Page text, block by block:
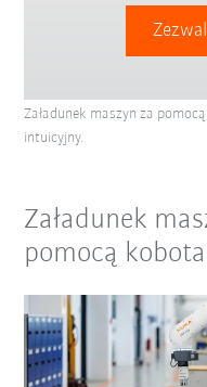
Załadunek maszyn za
intuicyjny.
Załadunek
pomocą